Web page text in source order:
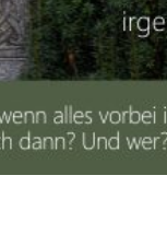
REDAKTION
gibt es nur